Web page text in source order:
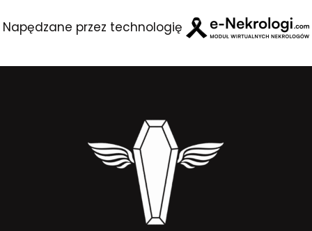
Napędzane przez technologię